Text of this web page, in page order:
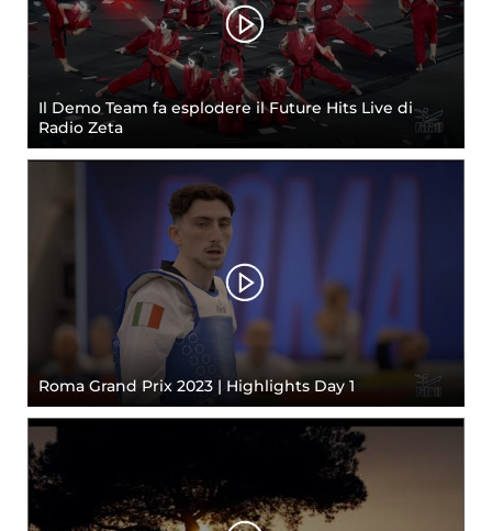
Il Demo Team fa esplodere il Future Hits Live di
Radio Zeta
Roma Grand Prix 2023 | Highlights Day 1